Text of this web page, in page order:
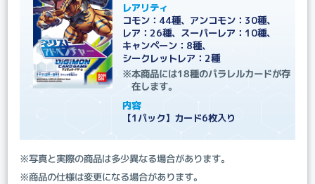
レアリティ
コモン：44種、アンコモン：30種、
レア：26種、スーパーレア：10種、
キャンペーン：8種、
シークレットレア：2種
※本商品には18種のパラレルカードが存
在します。
内容
【1パック】カード6枚入り
※写真と実際の商品は多少異なる場合があります。
※商品の仕様は変更になる場合があります。